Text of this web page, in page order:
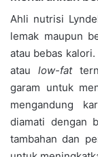
Ahli nutrisi
lemak maupun
atau bebas
ataulow-fat
garam untuk
mengandung
diamati dengan
tambahan dan